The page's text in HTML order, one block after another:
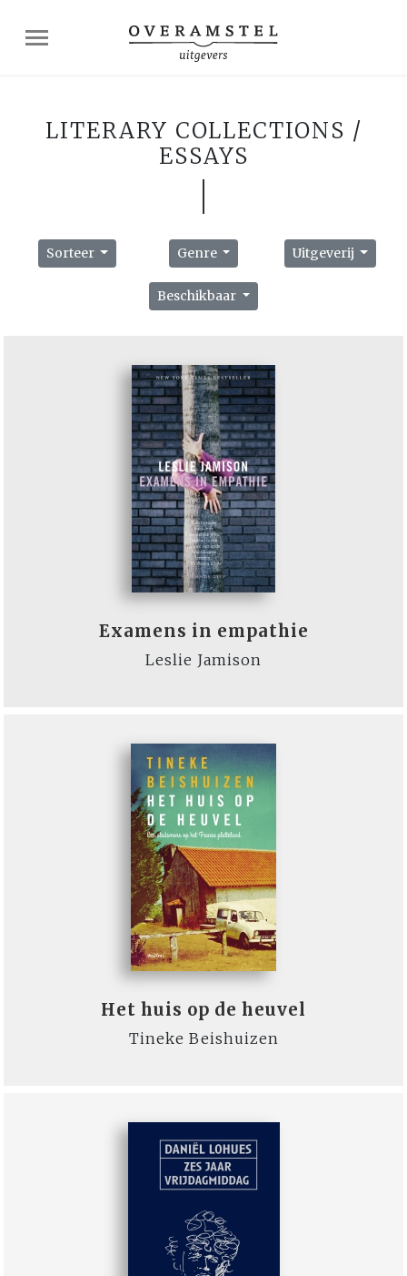
LITERARY COLLECTIONS /
ESSAYS
Sorteer Genre Uitgeverij
Beschikbaar
Examens in empathie
Leslie Jamison
Het huis op de heuvel
Tineke Beishuizen